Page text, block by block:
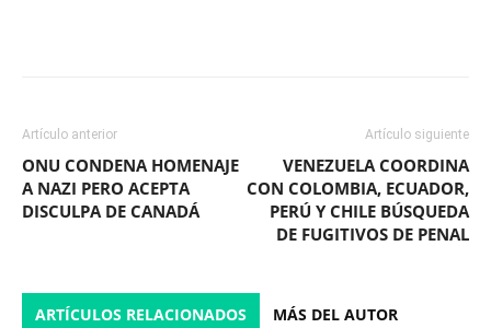
Artículo anterior
ONU CONDENA HOMENAJE
A NAZI PERO ACEPTA
DISCULPA DE CANADÁ
Artículo siguiente
VENEZUELA COORDINA
CON COLOMBIA, ECUADOR,
PERÚ Y CHILE BÚSQUEDA
DE FUGITIVOS DE PENAL
ARTÍCULOS RELACIONADOS MÁS DEL AUTOR